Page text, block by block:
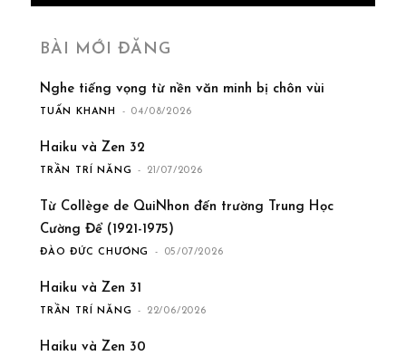
BÀI MỚI ĐĂNG
Nghe tiếng vọng từ nền văn minh bị chôn vùi
TUẤN KHANH - 04/08/2026
Haiku và Zen 32
TRẦN TRÍ NĂNG - 21/07/2026
Từ Collège de QuiNhon đến trường Trung Học
Cường Để (1921-1975)
ĐÀO ĐỨC CHƯƠNG - 05/07/2026
Haiku và Zen 31
TRẦN TRÍ NĂNG - 22/06/2026
Haiku và Zen 30